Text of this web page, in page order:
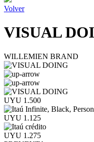
Volver
VISUAL
WILLEMIEN BRAND
UYU 1.500
UYU 1.125
UYU 1.275